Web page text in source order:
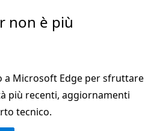
non è più
a Microsoft Edge per sfruttare
più recenti, aggiornamenti
tecnico.